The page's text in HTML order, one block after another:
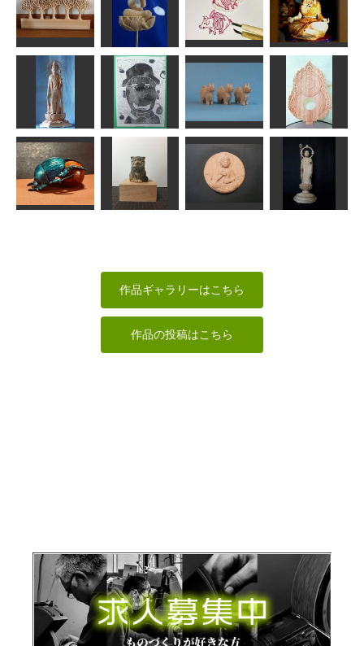
魔の匙
あんこく
吉祥天像
みっちゃん
増女
msuganuma
増髪
msuganuma
冬木立
イタルデザイン
稚児観音「か
のん：散華」
kiyonk
動物はんこ
ブタ リボン
調身・調息・
調心
sigesama
聖観音立像
りんごに囲ま
れている自分
KEN
戌
大日如来座像
の光背
ハク
マヌルネコ 観音菩薩坐像
作品ギャラリーはこちら
作品の投稿はこちら